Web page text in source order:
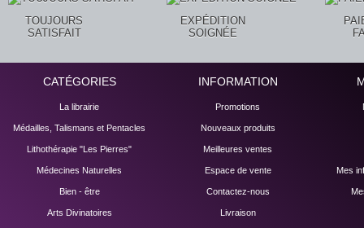
TOUJOURS
SATISFAIT
EXPÉDITION
SOIGNÉE
CATÉGORIES
La librairie
Médailles, Talismans et Pentacles
Lithothérapie "Les Pierres"
Médecines Naturelles
Bien - être
Arts Divinatoires
INFORMATION
Promotions
Nouveaux produits
Meilleures ventes
Espace de vente
Contactez-nous
Livraison
Mes